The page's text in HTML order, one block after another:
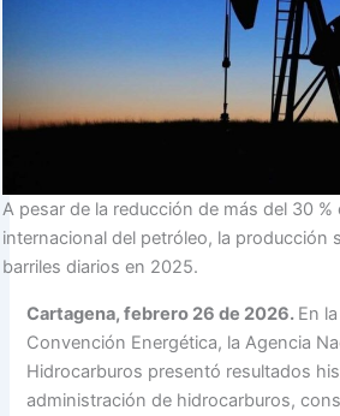
A pesar de la reducción de más del 30 %
internacional del petróleo, la producción
barriles diarios en 2025.
Cartagena, febrero 26 de 2026. En
Convención Energética, la Agencia
Hidrocarburos presentó resultados
administración de hidrocarburos,